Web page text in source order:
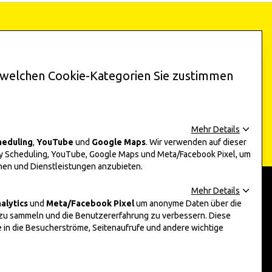
erhalten Sie
Social Media
Instagram
Cookie-Kategorien Sie zustimmen
Mehr Details
, YouTube und Google Maps. Wir verwenden auf dieser
YouTube, Google Maps und Meta/Facebook Pixel, um
und Dienstleistungen anzubieten.
Mehr Details
und Meta/Facebook Pixelum anonyme Daten über die
sammeln und die Benutzererfahrung zu verbessern. Diese
in die Besucherströme, Seitenaufrufe und andere wichtige